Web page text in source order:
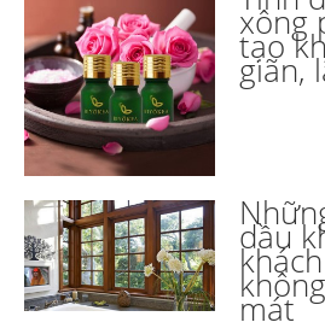
xông
tạo
giãn,
dầu
mát